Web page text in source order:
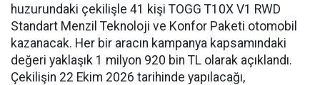
huzurundaki çekilişle 41 kişi TOGG T10X V1 RWD
Standart Menzil Teknoloji ve Konfor Paketi otomobil
kazanacak. Her bir aracın kampanya kapsamındaki
değeri yaklaşık 1 milyon 920 bin TL olarak açıklandı.
Çekilişin 22 Ekim 2026 tarihinde yapılacağı,